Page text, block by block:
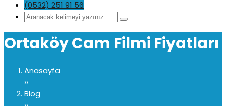
(0532) 251 91 56
Ortaköy Cam Filmi Fiyatları
Anasayfa
››
Blog